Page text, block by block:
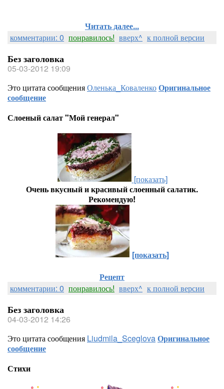
Читать далее...
комментарии: 0 понравилось! вверх^ к полной версии
Без заголовка
05-03-2012 19:09
Это цитата сообщенияОленька_КоваленкоОригинальное
сообщение
Слоеный салат "Мой генерал"
[показать]
Очень вкусный и красивый слоенный салатик.
Рекомендую!
[показать]
Рецепт
комментарии: 0 понравилось! вверх^ к полной версии
Без заголовка
04-03-2012 14:26
Это цитата сообщения Liudmila_SceglovaОригинальное
сообщение
Стихи